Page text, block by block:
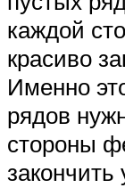
каждой
красиво
Именно
рядов
стороны